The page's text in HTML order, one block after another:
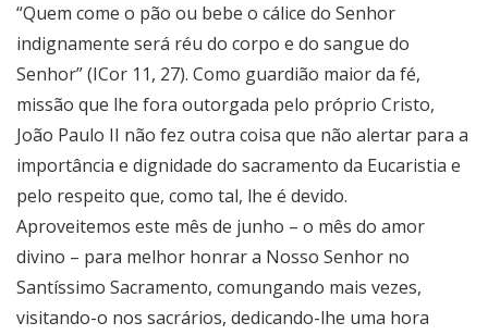
“Quem come o pão ou bebe o cálice do Senhor
indignamente será réu do corpo e do sangue do
Senhor” (ICor 11, 27). Como guardião maior da fé,
missão que lhe fora outorgada pelo próprio Cristo,
João Paulo II não fez outra coisa que não alertar para a
importância e dignidade do sacramento da Eucaristia e
pelo respeito que, como tal, lhe é devido.
Aproveitemos este mês de junho – o mês do amor
divino – para melhor honrar a Nosso Senhor no
Santíssimo Sacramento, comungando mais vezes,
visitando-o nos sacrários, dedicando-lhe uma hora